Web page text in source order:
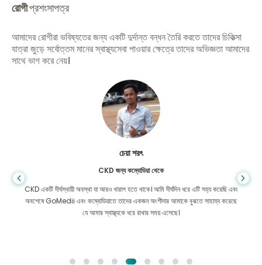
রোগীপ্রশংসাপত্র
আমাদের রোগীরা ভবিষ্যতের জন্য একটি দুর্দান্ত বন্ধন তৈরি করতে তাদের চিকিত্সা
যাত্রা জুড়ে সর্বোত্তম মানের স্বাস্থ্যসেবা পাওয়ার ক্ষেত্রে তাদের অভিজ্ঞতা আমাদের
সাথে ভাগ করে নেয়।
আরিফ হাফিজ
লিভার সিরোসিসের জন্য বাংলাদেশ থেকে
আপনি কখনই জানেন না যে জীবন কখন ভুল মোড় নেয়, যখন আমার লিভার সিরোসিস ধরা পড়ে, তখন
আমার কোথাও যাওয়ার ছিল না। আমার তহবিল কম ছিল এবং আমি কি করব তা জানতাম না।
বাংলাদেশে GoMedii-এর একজন অংশীদারের সাথে আমার সাথে যোগাযোগ করা হয়েছিল।